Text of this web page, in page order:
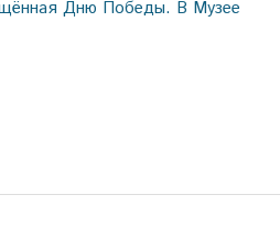
Дню Победы. В Музее